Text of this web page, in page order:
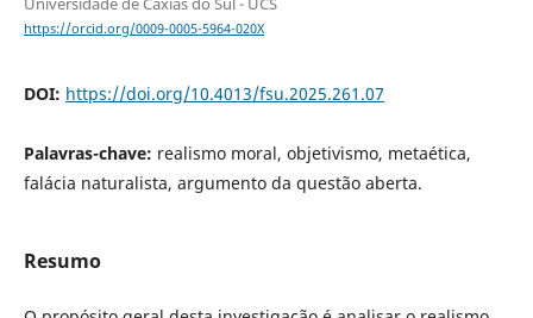
https://orcid.org/0009-0005-5964-020X
DOI: https://doi.org/10.4013/fsu.2025.261.07
Palavras-chave: realismo moral, objetivismo, metaética,
falácia naturalista, argumento da questão aberta.
Resumo